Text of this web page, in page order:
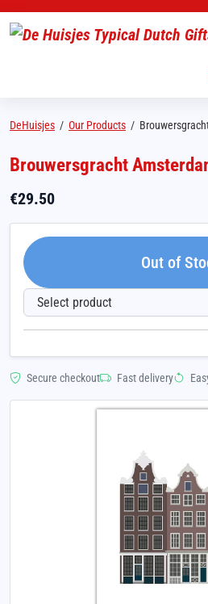
DeHuisjes / Our Products /
Brouwersgracht
€29.50
Out of
Secure checkout Fast delivery